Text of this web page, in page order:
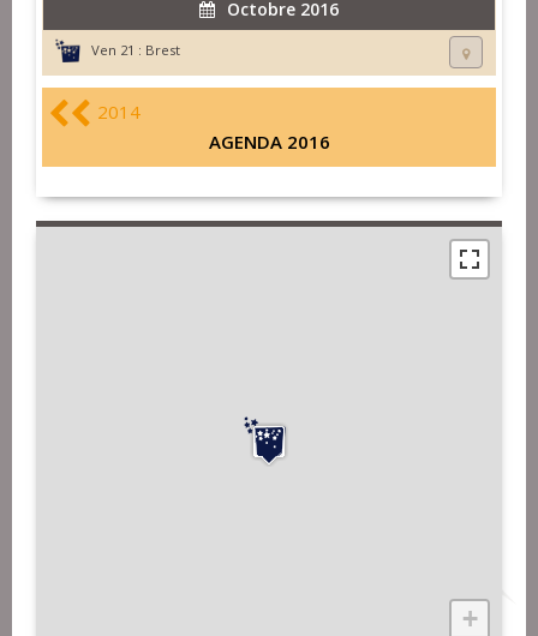
Octobre 2016
Ven 21 : Brest
2014
AGENDA 2016
+